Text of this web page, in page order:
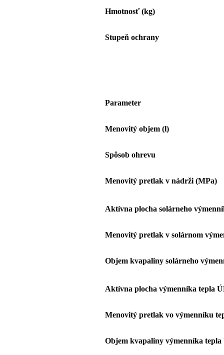
Hmotnosť (kg)
Stupeň ochrany
Parameter
Menovitý objem (l)
Spôsob ohrevu
Menovitý pretlak v nádrži (MPa)
Aktívna plocha solárneho
Menovitý pretlak v solárnom
Objem kvapaliny solárneho
Aktívna plocha výmenníka tepla
Menovitý pretlak vo výmenníku
Objem kvapaliny výmenníka tepla